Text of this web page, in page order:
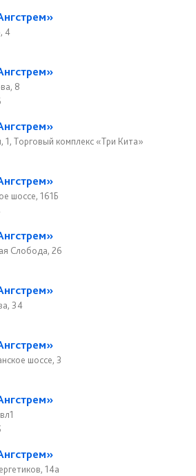
4
8
1, Торговый комплекс «Три Кита»
шоссе, 161Б
Слобода, 26
34
шоссе, 3
14а